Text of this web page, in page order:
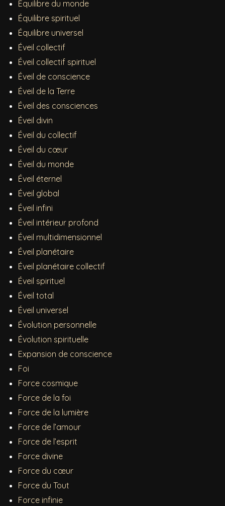
Équilibre du monde
Équilibre spirituel
Équilibre universel
Éveil collectif
Éveil collectif spirituel
Éveil de conscience
Éveil de la Terre
Éveil des consciences
Éveil divin
Éveil du collectif
Éveil du cœur
Éveil du monde
Éveil éternel
Éveil global
Éveil infini
Éveil intérieur profond
Éveil multidimensionnel
Éveil planétaire
Éveil planétaire collectif
Éveil spirituel
Éveil total
Éveil universel
Évolution personnelle
Évolution spirituelle
Expansion de conscience
Foi
Force cosmique
Force de la foi
Force de la lumière
Force de l’amour
Force de l’esprit
Force divine
Force du cœur
Force du Tout
Force infinie